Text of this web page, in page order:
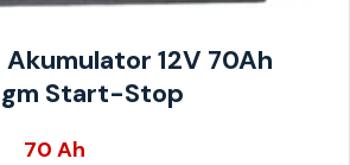
12V 70Ah
Start-Stop
70 Ah